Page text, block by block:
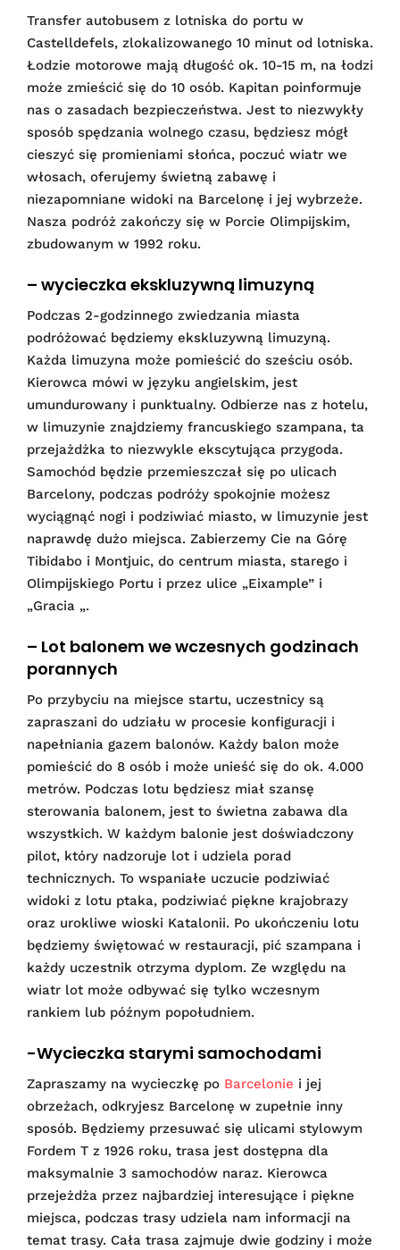
Transfer autobusem z lotniska do portu w
Castelldefels, zlokalizowanego 10 minut od lotniska.
Łodzie motorowe mają długość ok. 10-15 m, na łodzi
może zmieścić się do 10 osób. Kapitan poinformuje
nas o zasadach bezpieczeństwa. Jest to niezwykły
sposób spędzania wolnego czasu, będziesz mógł
cieszyć się promieniami słońca, poczuć wiatr we
włosach, oferujemy świetną zabawę i
niezapomniane widoki na Barcelonę i jej wybrzeże.
Nasza podróż zakończy się w Porcie Olimpijskim,
zbudowanym w 1992 roku.
– wycieczka ekskluzywną limuzyną
Podczas 2-godzinnego zwiedzania miasta
podróżować będziemy ekskluzywną limuzyną.
Każda limuzyna może pomieścić do sześciu osób.
Kierowca mówi w języku angielskim, jest
umundurowany i punktualny. Odbierze nas z hotelu,
w limuzynie znajdziemy francuskiego szampana, ta
przejażdżka to niezwykle ekscytująca przygoda.
Samochód będzie przemieszczał się po ulicach
Barcelony, podczas podróży spokojnie możesz
wyciągnąć nogi i podziwiać miasto, w limuzynie jest
naprawdę dużo miejsca. Zabierzemy Cie na Górę
Tibidabo i Montjuic, do centrum miasta, starego i
Olimpijskiego Portu i przez ulice „Eixample” i
„Gracia „.
– Lot balonem we wczesnych godzinach
porannych
Po przybyciu na miejsce startu, uczestnicy są
zapraszani do udziału w procesie konfiguracji i
napełniania gazem balonów. Każdy balon może
pomieścić do 8 osób i może unieść się do ok. 4.000
metrów. Podczas lotu będziesz miał szansę
sterowania balonem, jest to świetna zabawa dla
wszystkich. W każdym balonie jest doświadczony
pilot, który nadzoruje lot i udziela porad
technicznych. To wspaniałe uczucie podziwiać
widoki z lotu ptaka, podziwiać piękne krajobrazy
oraz urokliwe wioski Katalonii. Po ukończeniu lotu
będziemy świętować w restauracji, pić szampana i
każdy uczestnik otrzyma dyplom. Ze względu na
wiatr lot może odbywać się tylko wczesnym
rankiem lub późnym popołudniem.
-Wycieczka starymi samochodami
Zapraszamy na wycieczkę po Barcelonie i jej
obrzeżach, odkryjesz Barcelonę w zupełnie inny
sposób. Będziemy przesuwać się ulicami stylowym
Fordem T z 1926 roku, trasa jest dostępna dla
maksymalnie 3 samochodów naraz. Kierowca
przejeżdża przez najbardziej interesujące i piękne
miejsca, podczas trasy udziela nam informacji na
temat trasy. Cała trasa zajmuje dwie godziny i może